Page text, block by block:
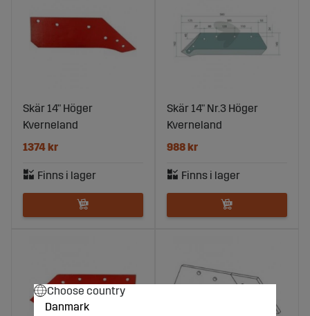
Skär 14" Höger
Kverneland
1374 kr
Skär 14" Nr.3 Höger
Kverneland
988 kr
Choose country
Danmark